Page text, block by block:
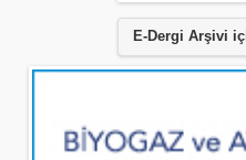
E-Dergi Arşivi